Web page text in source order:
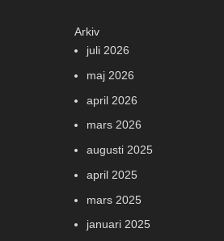
Arkiv
juli 2026
maj 2026
april 2026
mars 2026
augusti 2025
april 2025
mars 2025
januari 2025